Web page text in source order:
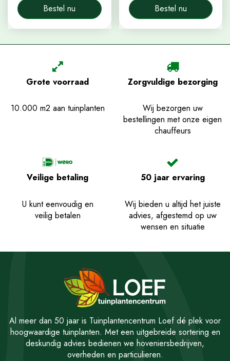
Bestel nu Bestel nu
Grote voorraad
10.000 m2 aan tuinplanten
Zorgvuldige bezorging
Wij bezorgen uw
bestellingen met onze eigen
chauffeurs
Veilige betaling
U kunt eenvoudig en
veilig betalen
50 jaar ervaring
Wij bieden u altijd het juiste
advies, afgestemd op uw
wensen en situatie
Al meer dan 50 jaar is Tuinplantencentrum Loef dé plek voor
hoogwaardige tuinplanten. Met een uitgebreide sortering en
deskundig advies bedienen we hoveniersbedrijven,
overheden en particulieren.